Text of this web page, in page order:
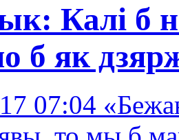
Калі б
б як
07:04